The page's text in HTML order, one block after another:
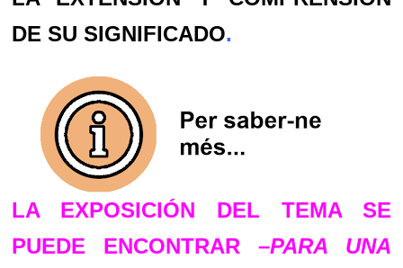
DE SU SIGNIFICADO.
LA EXPOSICIÓN DEL TEMA SE
PUEDE ENCONTRAR –PARA UNA